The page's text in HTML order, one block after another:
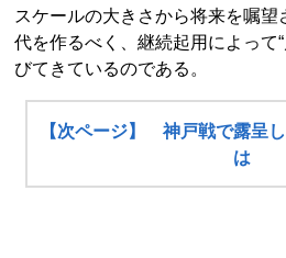
スケールの大きさから将来を嘱
代を作るべく、継続起用によって
びてきているのである。
【次ページ】 神戸戦で露呈
は